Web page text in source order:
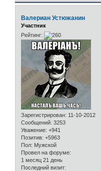
Валериан Устюжанин
Участник
Рейтинг:
Зарегистрирован: 11-10-2012
Сообщений: 3253
Уважение: +941
Позитив: +5963
Пол: Мужской
Провел на форуме:
1 месяц 21 день
Последний визит: